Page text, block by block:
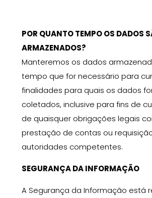
POR QUANTO TEMPO OS DADOS
ARMAZENADOS?
Manteremos os dados
tempo que for necessário para
finalidades para quais os dados
coletados, inclusive para fins de
de quaisquer obrigações legais
prestação de contas ou
autoridades competentes.
SEGURANÇA DA INFORMAÇÃO
A Segurança da Informação está